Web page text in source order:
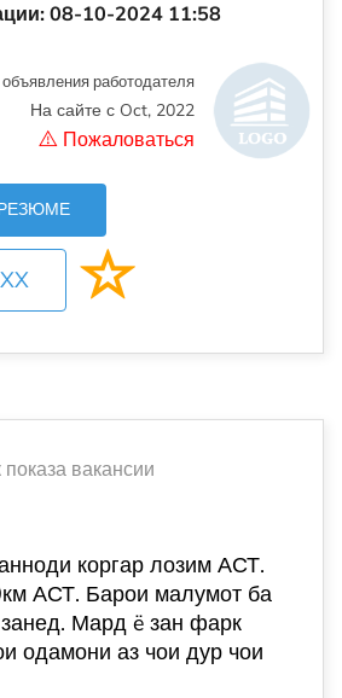
08-10-2024 11:58
работодателя
На сайте с Oct, 2022
Пожаловаться
вакансии
коргар лозим АСТ.
АСТ. Барои малумот ба
Мард ë зан фарк
одамони аз чои дур чои